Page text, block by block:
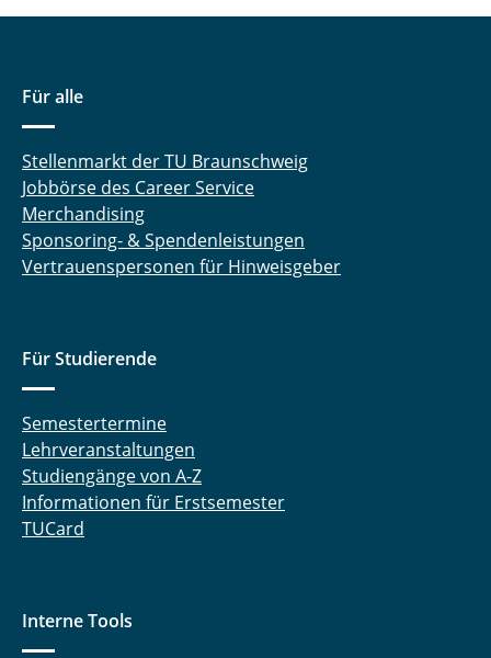
Für alle
Stellenmarkt der TU Braunschweig
Jobbörse des Career Service
Merchandising
Sponsoring- & Spendenleistungen
Vertrauenspersonen für Hinweisgeber
Für Studierende
Semestertermine
Lehrveranstaltungen
Studiengänge von A-Z
Informationen für Erstsemester
TUCard
Interne Tools